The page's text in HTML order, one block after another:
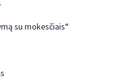
su mokesčiais“